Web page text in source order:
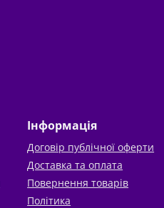
Інформація
Договір публічної оферти
Доставка та оплата
Повернення товарів
Політика